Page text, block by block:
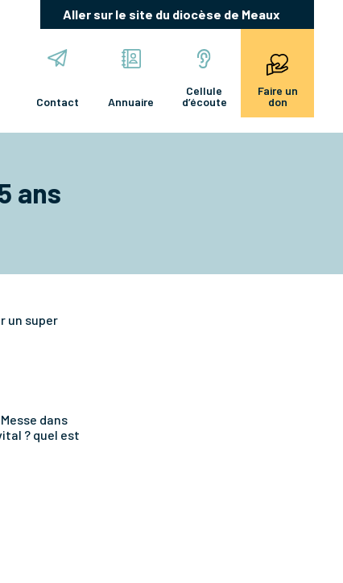
Aller sur le site du diocèse de Meaux
Contact Annuaire
Cellule
d’écoute
Faire un
don
ans
un super
dans
? quel est